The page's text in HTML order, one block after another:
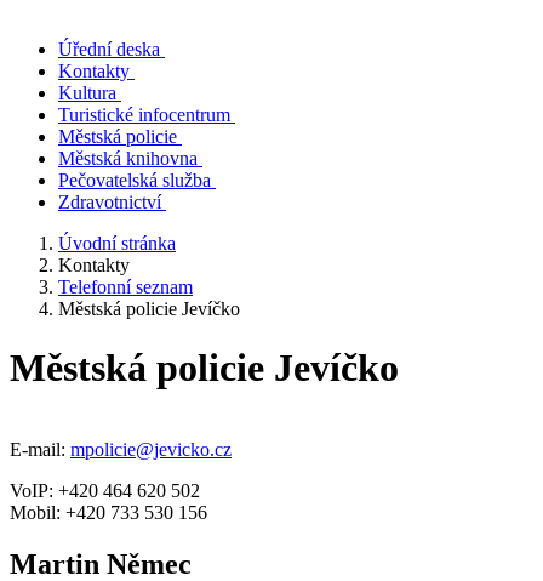
Úřední deska
Kontakty
Kultura
Turistické infocentrum
Městská policie
Městská knihovna
Pečovatelská služba
Zdravotnictví
Úvodní stránka
Kontakty
Telefonní seznam
Městská policie Jevíčko
Městská policie Jevíčko
E-mail: mpolicie@jevicko.cz
VoIP: +420 464 620 502
Mobil: +420 733 530 156
Martin Němec